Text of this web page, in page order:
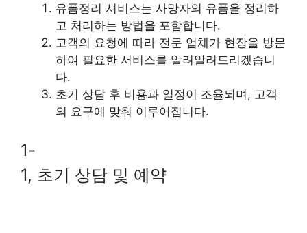
유품정리 서비스는 사망자의 유품을 정리하
고 처리하는 방법을 포함합니다.
고객의 요청에 따라 전문 업체가 현장을 방문
하여 필요한 서비스를 알려알려드리겠습니
다.
초기 상담 후 비용과 일정이 조율되며, 고객
의 요구에 맞춰 이루어집니다.
1-
1, 초기 상담 및 예약